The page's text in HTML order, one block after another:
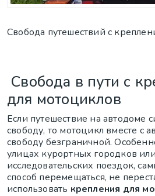
Свобода путешествий с
Свобода в пути с
для мотоциклов
Если путешествие на автодоме
свободу, то мотоцикл вместе с
свободу безграничной.
улицах курортных городков
исследовательских поездок,
способ перемещаться, не
использовать крепления для